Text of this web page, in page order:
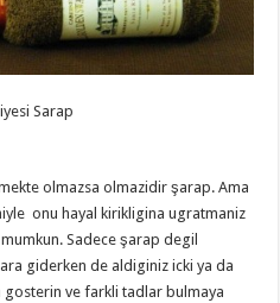
Sarap
olmazsa olmazidir şarap. Ama
onu hayal kirikligina ugratmaniz
Sadece şarap degil
giderken de aldiginiz icki ya da
gosterin ve farkli tadlar bulmaya